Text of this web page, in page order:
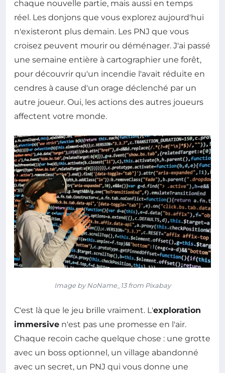
chaque nouvelle partie, mais aussi en temps
réel. Les donjons que vous explorez aujourd'hui
n'existeront plus demain. Les PNJ que vous
croisez peuvent mourir ou déménager. J'ai passé
une semaine entière à cartographier une forêt,
pour découvrir qu'un incendie l'avait réduite en
cendres à cause d'un orage déclenché par un
autre joueur. Oui, les actions des autres joueurs
affectent votre monde.
Image by NoName_13 from Pixabay
C'est là que le jeu brille vraiment. L'exploration
immersive n'est pas une promesse en l'air.
Chaque recoin cache quelque chose : une grotte
avec un boss optionnel, un village abandonné
avec un secret, un PNJ qui vous donne une